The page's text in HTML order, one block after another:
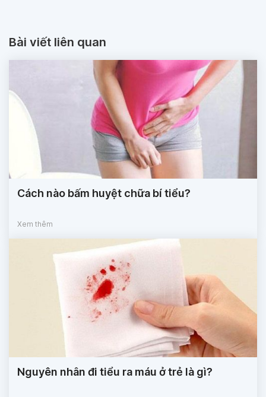
Bài viết liên quan
Cách nào bấm huyệt chữa bí tiểu?
Xem thêm
Nguyên nhân đi tiểu ra máu ở trẻ là gì?